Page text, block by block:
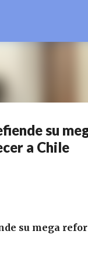
su
a Chile
su mega